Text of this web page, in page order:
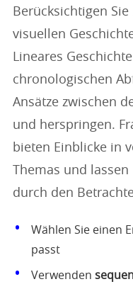
Berücksichtigen
visuellen
Lineares
chronologischen
Ansätze zwischen
und herspringen.
bieten Einblicke in
Themas und
durch den
Wählen Sie einen
passt
Verwenden